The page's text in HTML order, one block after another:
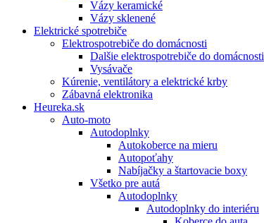
Vázy keramické
Vázy sklenené
Elektrické spotrebiče
Elektrospotrebiče do domácnosti
Dalšie elektrospotrebiče do domácnosti
Vysávače
Kúrenie, ventilátory a elektrické krby
Zábavná elektronika
Heureka.sk
Auto-moto
Autodoplnky
Autokoberce na mieru
Autopoťahy
Nabíjačky a štartovacie boxy
Všetko pre autá
Autodoplnky
Autodoplnky do interiéru